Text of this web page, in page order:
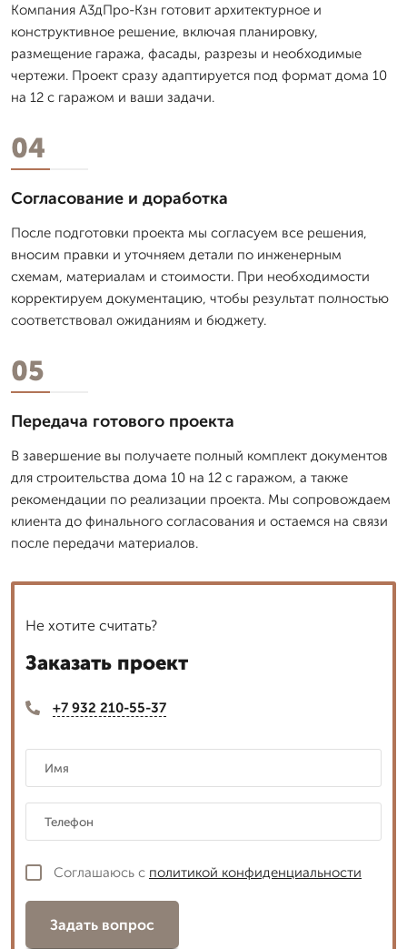
Компания А3дПро-Кзн готовит архитектурное и
конструктивное решение, включая планировку,
размещение гаража, фасады, разрезы и необходимые
чертежи. Проект сразу адаптируется под формат дома 10
на 12 с гаражом и ваши задачи.
04
Согласование и доработка
После подготовки проекта мы согласуем все решения,
вносим правки и уточняем детали по инженерным
схемам, материалам и стоимости. При необходимости
корректируем документацию, чтобы результат полностью
соответствовал ожиданиям и бюджету.
05
Передача готового проекта
В завершение вы получаете полный комплект документов
для строительства дома 10 на 12 с гаражом, а также
рекомендации по реализации проекта. Мы сопровождаем
клиента до финального согласования и остаемся на связи
после передачи материалов.
Не хотите считать?
Заказать проект
+7 932 210-55-37
Соглашаюсь с политикой конфиденциальности
Задать вопрос